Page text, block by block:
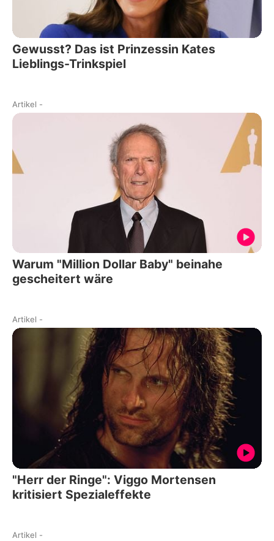
Gewusst? Das ist Prinzessin Kates
Lieblings-Trinkspiel
Artikel -
Warum "Million Dollar Baby" beinahe
gescheitert wäre
Artikel -
"Herr der Ringe": Viggo Mortensen
kritisiert Spezialeffekte
Artikel -